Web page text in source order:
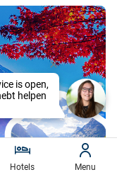
Hotels Menu